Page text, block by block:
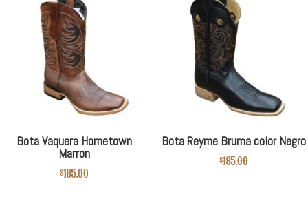
Bota Vaquera Hometown
Marron
$185.00
Bota Reyme Bruma color Negro
$185.00